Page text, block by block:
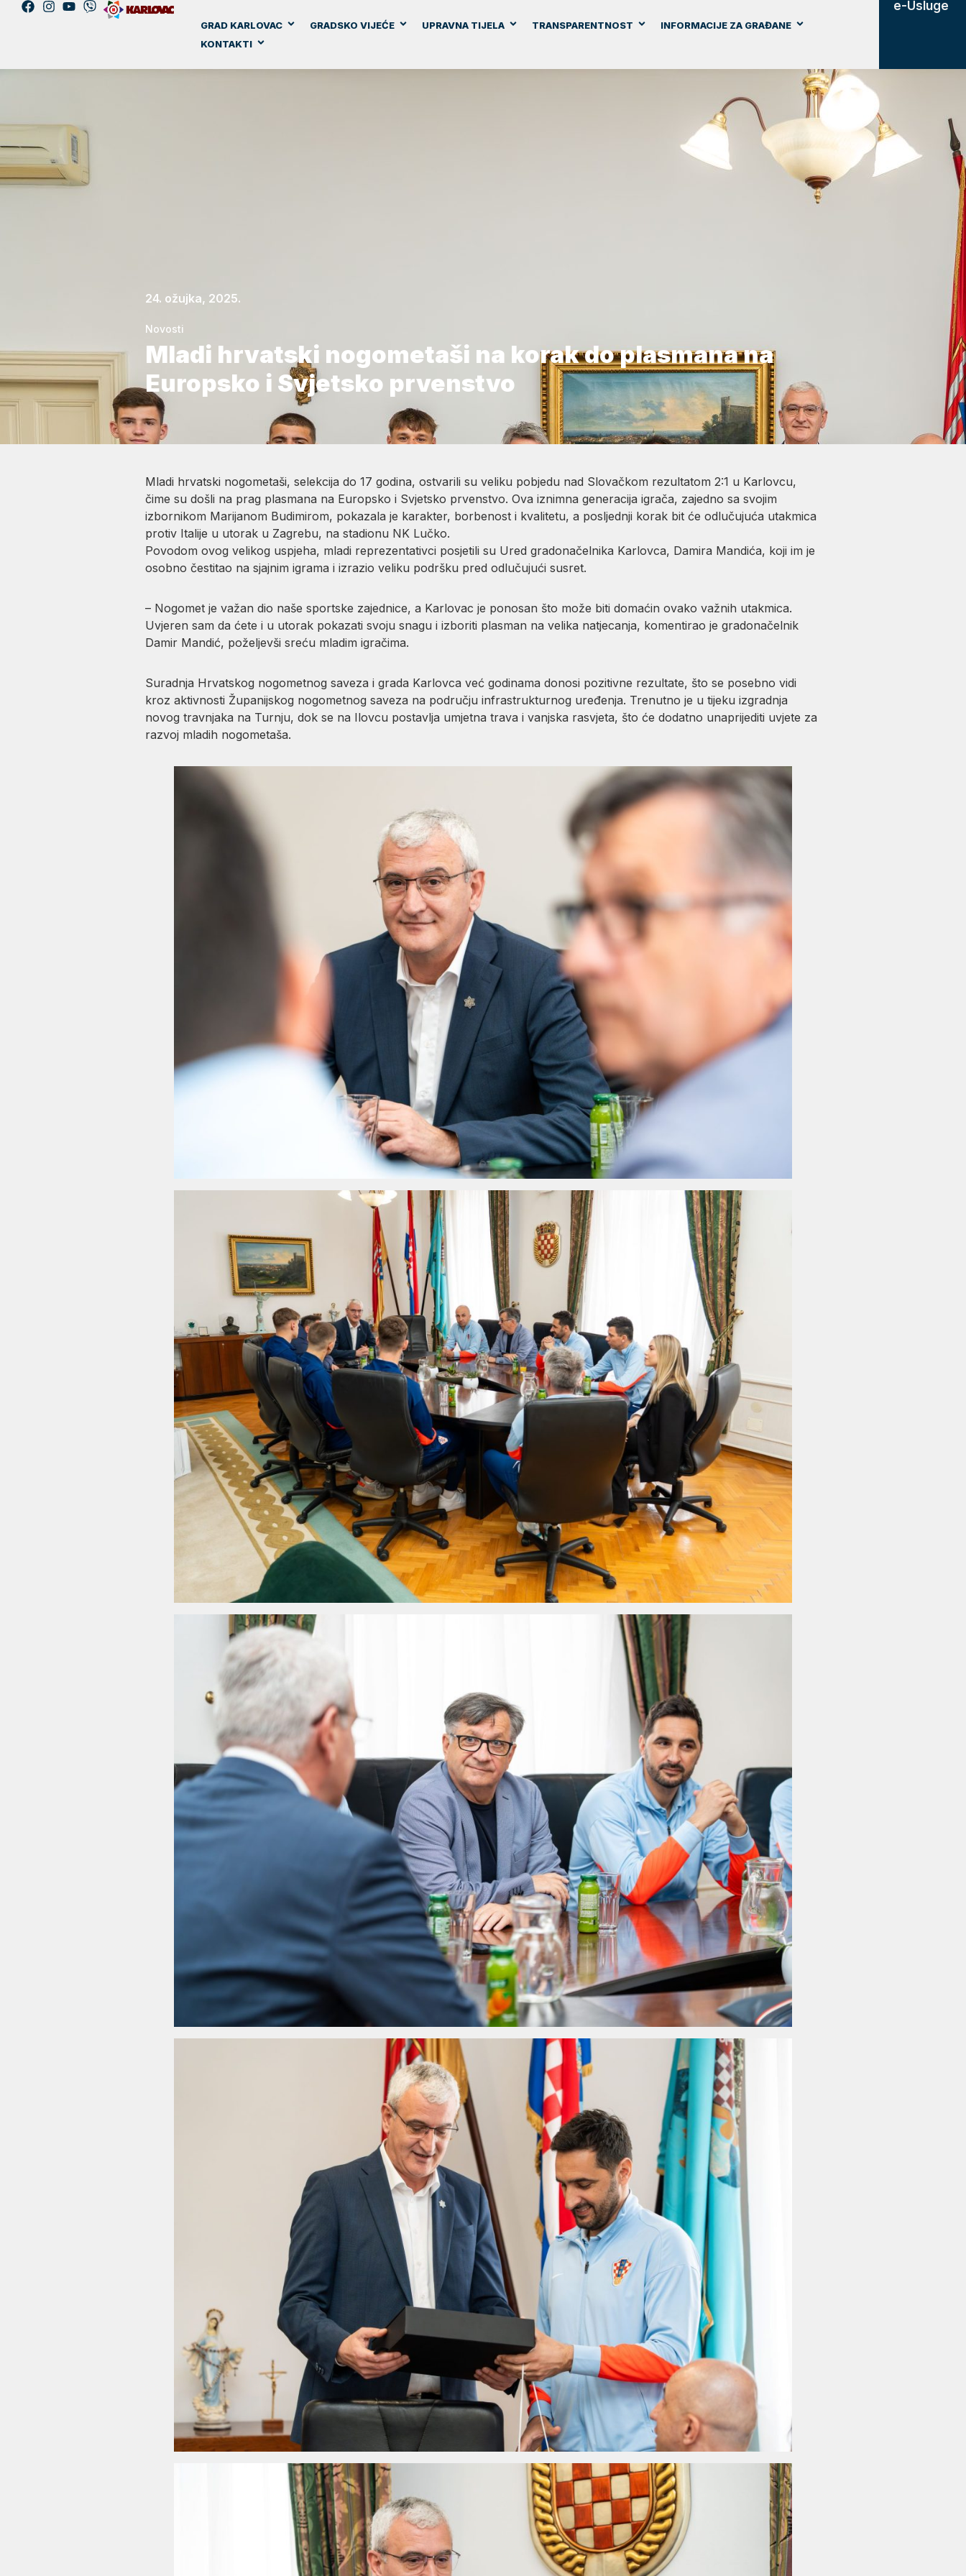
GRAD KARLOVAC GRADSKO VIJEĆE UPRAVNA TIJELA TRANSPARENTNOST
INFORMACIJE ZA GRAĐANE
KONTAKTI
e-Usluge
24. ožujka, 2025.
Novosti
Mladi hrvatski nogometaši na korak do plasmana na
Europsko i Svjetsko prvenstvo
Mladi hrvatski nogometaši, selekcija do 17 godina, ostvarili su veliku pobjedu nad Slovačkom rezultatom 2:1 u Karlovcu,
čime su došli na prag plasmana na Europsko i Svjetsko prvenstvo. Ova iznimna generacija igrača, zajedno sa svojim
izbornikom Marijanom Budimirom, pokazala je karakter, borbenost i kvalitetu, a posljednji korak bit će odlučujuća utakmica
protiv Italije u utorak u Zagrebu, na stadionu NK Lučko.
Povodom ovog velikog uspjeha, mladi reprezentativci posjetili su Ured gradonačelnika Karlovca, Damira Mandića, koji im je
osobno čestitao na sjajnim igrama i izrazio veliku podršku pred odlučujući susret.
– Nogomet je važan dio naše sportske zajednice, a Karlovac je ponosan što može biti domaćin ovako važnih utakmica.
Uvjeren sam da ćete i u utorak pokazati svoju snagu i izboriti plasman na velika natjecanja, komentirao je gradonačelnik
Damir Mandić, poželjevši sreću mladim igračima.
Suradnja Hrvatskog nogometnog saveza i grada Karlovca već godinama donosi pozitivne rezultate, što se posebno vidi
kroz aktivnosti Županijskog nogometnog saveza na području infrastrukturnog uređenja. Trenutno je u tijeku izgradnja
novog travnjaka na Turnju, dok se na Ilovcu postavlja umjetna trava i vanjska rasvjeta, što će dodatno unaprijediti uvjete za
razvoj mladih nogometaša.